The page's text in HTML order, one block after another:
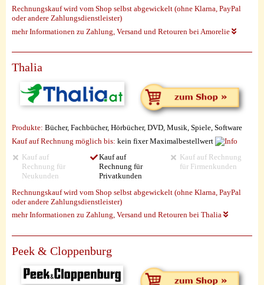
Rechnungskauf wird vom Shop selbst abgewickelt (ohne Klarna, PayPal
oder andere Zahlungsdienstleister)
mehr Informationen zu Zahlung, Versand und Retouren bei Amorelie
Thalia
Produkte: Bücher, Fachbücher, Hörbücher, DVD, Musik, Spiele, Software
Kauf auf Rechnung möglich bis: kein fixer Maximalbestellwert
Kauf auf
Rechnung für
Neukunden
Kauf auf
Rechnung für
Privatkunden
Kauf auf Rechnung
für Firmenkunden
Rechnungskauf wird vom Shop selbst abgewickelt (ohne Klarna, PayPal
oder andere Zahlungsdienstleister)
mehr Informationen zu Zahlung, Versand und Retouren bei Thalia
Peek & Cloppenburg